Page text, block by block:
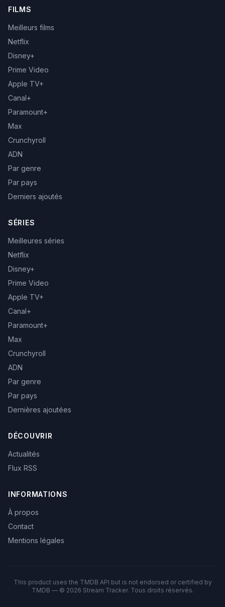
FILMS
Meilleurs films
Netflix
Disney+
Prime Video
Apple TV+
Canal+
Paramount+
Max
Crunchyroll
ADN
Par genre
Par pays
Derniers ajoutés
SÉRIES
Meilleures séries
Netflix
Disney+
Prime Video
Apple TV+
Canal+
Paramount+
Max
Crunchyroll
ADN
Par genre
Par pays
Dernières ajoutées
DÉCOUVRIR
Actualités
Flux RSS
INFORMATIONS
À propos
Contact
Mentions légales
This product uses the TMDB API but is not endorsed or certified by
TMDB — © 2026 Stream Tracker. Tous droits réservés.